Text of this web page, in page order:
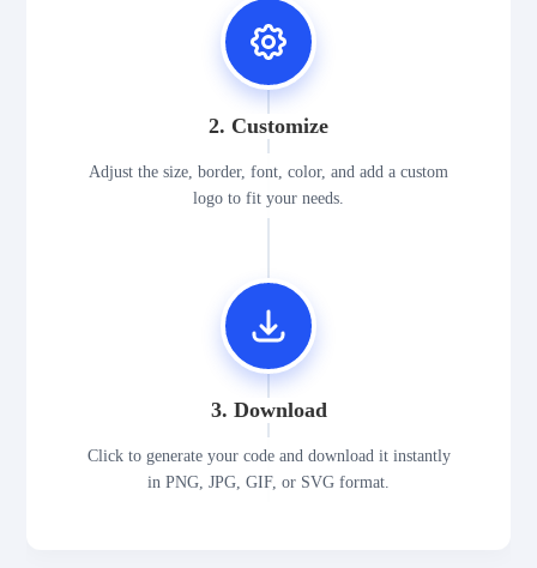
2. Customize
Adjust the size, border, font, color, and add a custom
logo to fit your needs.
3. Download
Click to generate your code and download it instantly
in PNG, JPG, GIF, or SVG format.